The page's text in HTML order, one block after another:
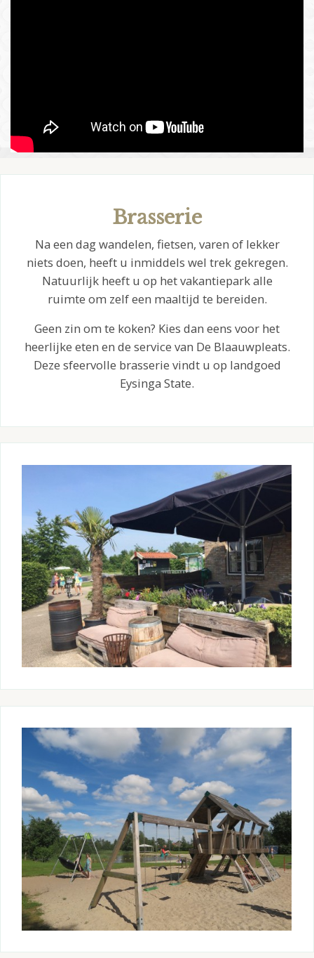
Brasserie
Na een dag wandelen, fietsen, varen of lekker
niets doen, heeft u inmiddels wel trek gekregen.
Natuurlijk heeft u op het vakantiepark alle
ruimte om zelf een maaltijd te bereiden.
Geen zin om te koken? Kies dan eens voor het
heerlijke eten en de service van De Blaauwpleats.
Deze sfeervolle brasserie vindt u op landgoed
Eysinga State.